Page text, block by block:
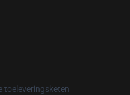
toeleveringsketen